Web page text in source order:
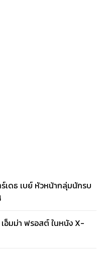
เดธ เบย์ หัวหน้ากลุ่มนักรบ
อ็มม่า ฟรอสต์ ในหนัง X-